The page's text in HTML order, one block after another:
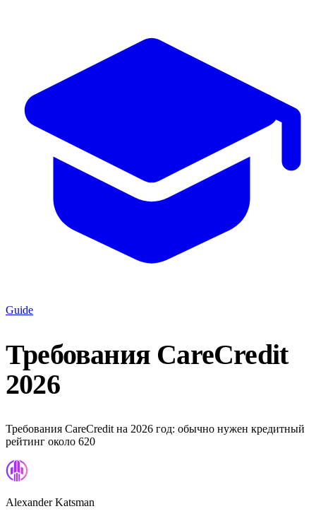
Guide
Требования CareCredit
2026
Требования CareCredit на 2026 год: обычно нужен кредитный
рейтинг около 620
Alexander Katsman